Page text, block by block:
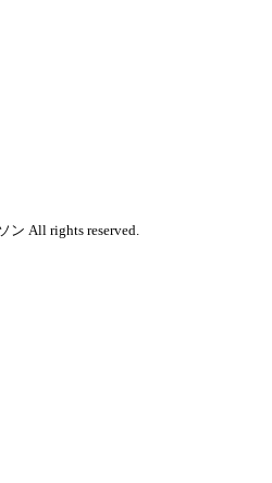
ン All rights reserved.